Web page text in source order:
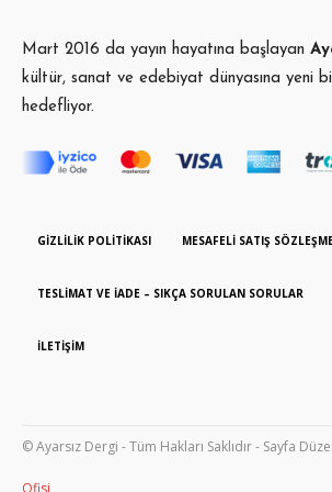
Mart 2016 da yayın hayatına başlayan
kültür, sanat ve edebiyat dünyasına yeni
hedefliyor.
GIZLILIK POLITIKASI MESAFELI SATIŞ
TESLIMAT VE İADE – SIKÇA SORULAN SORULAR
İLETIŞIM
© Ayarsız Dergi - Tüm Hakları Saklıdır - Sayfa